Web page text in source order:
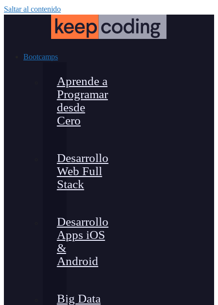
Saltar al contenido
Bootcamps
Aprende a
Programar
desde
Cero
Desarrollo
Web Full
Stack
Desarrollo
Apps iOS
&
Android
Big Data